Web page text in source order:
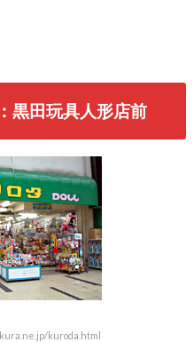
黒田玩具人形店前
kuroda.html